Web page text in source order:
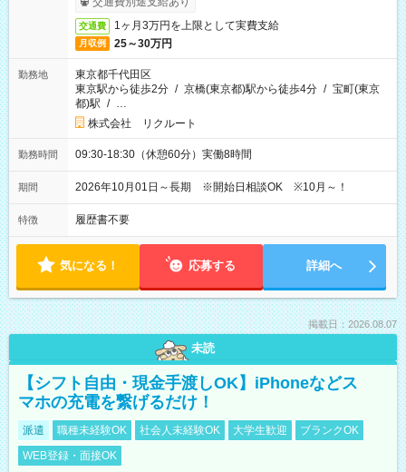
交通費 1ヶ月3万円を上限として実費支給
月収例 25～30万円
勤務地
東京都千代田区
東京駅から徒歩2分 / 京橋(東京都)駅から徒歩4分 / 宝町(東京
都)駅 / …
株式会社 リクルート
勤務時間 09:30-18:30（休憩60分）実働8時間
期間 2026年10月01日～長期 ※開始日相談OK ※10月～！
特徴 履歴書不要
気になる！ 応募する 詳細へ
掲載日：2026.08.07
未読
【シフト自由・現金手渡しOK】iPhoneなどス
マホの充電を繋げるだけ！
派遣 職種未経験OK 社会人未経験OK 大学生歓迎
ブランクOK
WEB登録・面接OK